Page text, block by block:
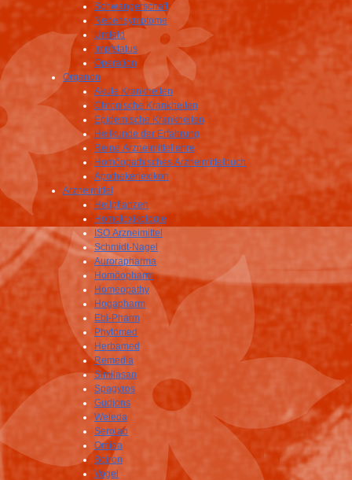
Schwangerschaft
Nebensymptome
Umfeld
Impfstatus
Operation
Organon
Akute Krankheiten
Chronische Krankheiten
Epidemische Krankheiten
Heilkunde der Erfahrung
Reine Arzneimittellehre
Homöopathisches Arzneimittelbuch
Apothekerlexikon
Arzneimittel
Heilpflanzen
Homotoxikologie
ISO Arzneimittel
Schmidt-Nagel
Aurorapharma
Homöopharm
Homeopathy
Hogapharm
Ebi-Pharm
Phytomed
Herbamed
Remedia
Similasan
Spagyros
Gudjons
Weleda
Serolab
Omida
Boiron
Vogel